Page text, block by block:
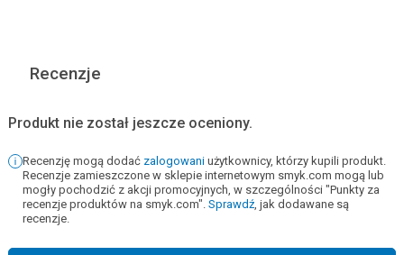
Recenzje
Produkt nie został jeszcze oceniony.
Recenzję mogą dodać zalogowani użytkownicy, którzy kupili produkt.
Recenzje zamieszczone w sklepie internetowym smyk.com mogą lub
mogły pochodzić z akcji promocyjnych, w szczególności "Punkty za
recenzje produktów na smyk.com". Sprawdź, jak dodawane są
recenzje.